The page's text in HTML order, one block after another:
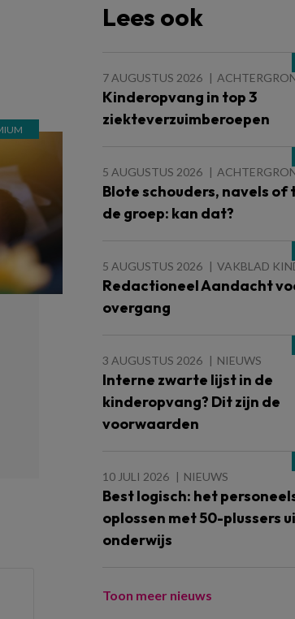
Lees ook
7 AUGUSTUS 2026
Kinderopvang in top 3
ziekteverzuimberoepen
5 AUGUSTUS 2026
Blote schouders, navels of
de groep: kan dat?
5 AUGUSTUS 2026 VAKBLAD
Redactioneel Aandacht
overgang
3 AUGUSTUS 2026 NIEUWS
Interne zwarte lijst in de
kinderopvang? Dit zijn de
voorwaarden
10 JULI 2026 NIEUWS
Best logisch: het
oplossen met 50-plussers
onderwijs
Toon meer nieuws